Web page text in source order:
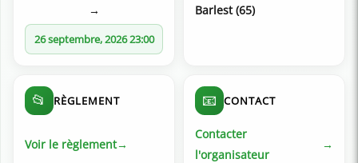
→
26 septembre, 2026 23:00
Barlest (65)
📂 RÈGLEMENT
Voir le règlement
📧 CONTACT
Contacter
l'organisateur